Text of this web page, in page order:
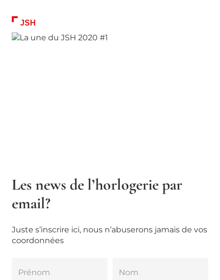
JSH
Les news de l’horlogerie par
email?
Juste s’inscrire ici, nous n’abuserons jamais de vos
coordonnées